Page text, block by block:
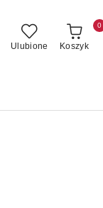
Ulubione Koszyk
0